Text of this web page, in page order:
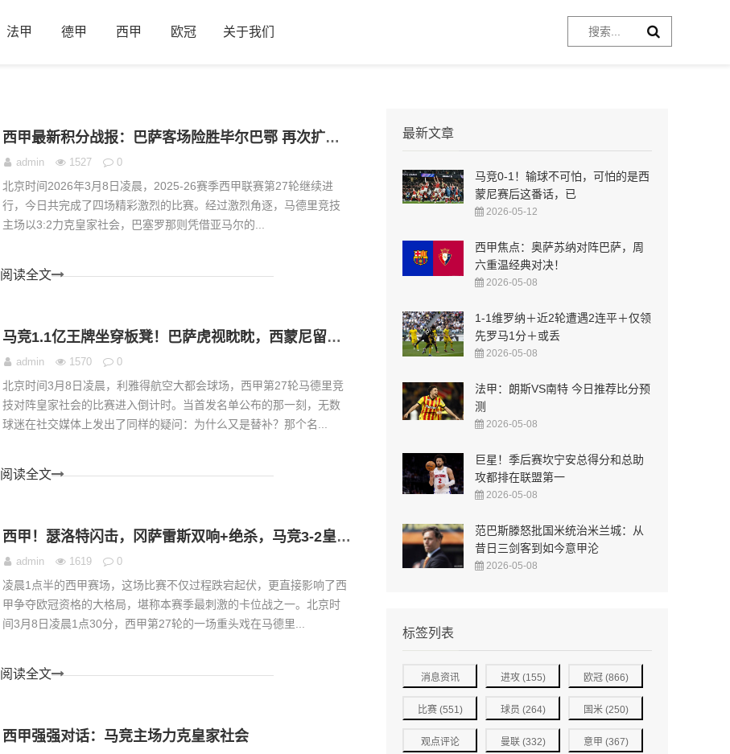
法甲 德甲 西甲 欧冠 关于我们
西甲最新积分战报：巴萨客场险胜毕尔巴鄂 再次扩大与皇马的积分差距
admin 1527 0
北京时间2026年3月8日凌晨，2025-26赛季西甲联赛第27轮继续进
行，今日共完成了四场精彩激烈的比赛。经过激烈角逐，马德里竞技
主场以3:2力克皇家社会，巴塞罗那则凭借亚马尔的...
阅读全文
马竞1.1亿王牌坐穿板凳！巴萨虎视眈眈，西蒙尼留人还是套现？
admin 1570 0
北京时间3月8日凌晨，利雅得航空大都会球场，西甲第27轮马德里竞
技对阵皇家社会的比赛进入倒计时。当首发名单公布的那一刻，无数
球迷在社交媒体上发出了同样的疑问：为什么又是替补？那个名...
阅读全文
西甲！瑟洛特闪击，冈萨雷斯双响+绝杀，马竞3-2皇家社会，积分榜第三更稳了
admin 1619 0
凌晨1点半的西甲赛场，这场比赛不仅过程跌宕起伏，更直接影响了西
甲争夺欧冠资格的大格局，堪称本赛季最刺激的卡位战之一。北京时
间3月8日凌晨1点30分，西甲第27轮的一场重头戏在马德里...
阅读全文
西甲强强对话：马竞主场力克皇家社会
最新文章
马竞0-1！输球不可怕，可怕的是西
蒙尼赛后这番话，已
2026-05-12
西甲焦点：奥萨苏纳对阵巴萨，周
六重温经典对决！
2026-05-08
1-1维罗纳＋近2轮遭遇2连平＋仅领
先罗马1分＋或丢
2026-05-08
法甲：朗斯VS南特 今日推荐比分预
测
2026-05-08
巨星！季后赛坎宁安总得分和总助
攻都排在联盟第一
2026-05-08
范巴斯滕怒批国米统治米兰城：从
昔日三剑客到如今意甲沦
2026-05-08
标签列表
消息资讯
(821)
进攻(155) 欧冠(866)
比赛(551) 球员 (264) 国米(250)
观点评论 曼联(332) 意甲 (367)